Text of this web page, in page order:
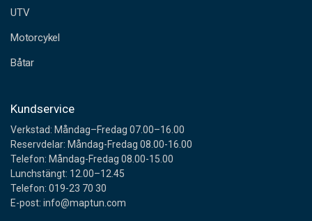
s
UTV
Motorcykel
Båtar
Kundservice
Verkstad: Måndag–Fredag 07.00–16.00
Reservdelar: Måndag-Fredag 08.00-16.00
Telefon: Måndag-Fredag 08.00-15.00
Lunchstängt: 12.00–12.45
Telefon: 019-23 70 30
E-post: info@maptun.com